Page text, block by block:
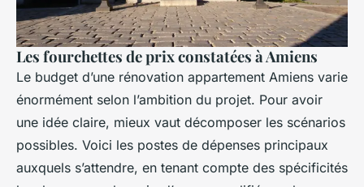
Les fourchettes de prix constatées à Amiens
Le budget d’une rénovation appartement Amiens varie
énormément selon l’ambition du projet. Pour avoir
une idée claire, mieux vaut décomposer les scénarios
possibles. Voici les postes de dépenses principaux
auxquels s’attendre, en tenant compte des spécificités